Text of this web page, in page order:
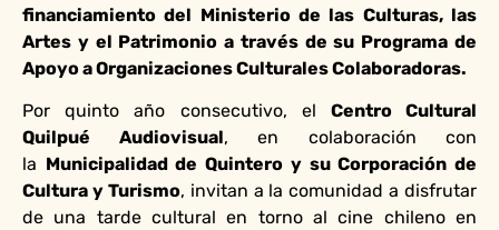
financiamiento del Ministerio de las Culturas, las
Artes y el Patrimonio a través de su Programa de
Apoyo a Organizaciones Culturales Colaboradoras.
Por quinto año consecutivo, el Centro Cultural
Quilpué Audiovisual, en colaboración con
la Municipalidad de Quintero y su Corporación de
Cultura y Turismo, invitan a la comunidad a disfrutar
de una tarde cultural en torno al cine chileno en